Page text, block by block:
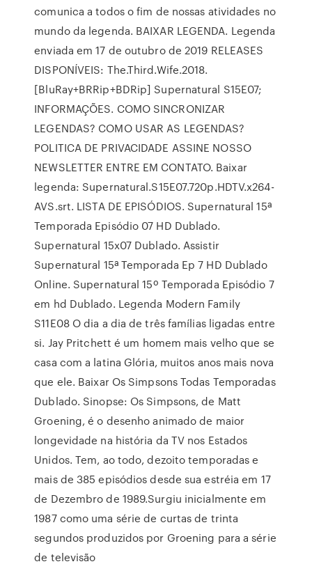
comunica a todos o fim de nossas atividades no
mundo da legenda. BAIXAR LEGENDA. Legenda
enviada em 17 de outubro de 2019 RELEASES
DISPONÍVEIS: The.Third.Wife.2018.
[BluRay+BRRip+BDRip] Supernatural S15E07;
INFORMAÇÕES. COMO SINCRONIZAR
LEGENDAS? COMO USAR AS LEGENDAS?
POLITICA DE PRIVACIDADE ASSINE NOSSO
NEWSLETTER ENTRE EM CONTATO. Baixar
legenda: Supernatural.S15E07.720p.HDTV.x264-
AVS.srt. LISTA DE EPISÓDIOS. Supernatural 15ª
Temporada Episódio 07 HD Dublado.
Supernatural 15x07 Dublado. Assistir
Supernatural 15ª Temporada Ep 7 HD Dublado
Online. Supernatural 15º Temporada Episódio 7
em hd Dublado. Legenda Modern Family
S11E08 O dia a dia de três famílias ligadas entre
si. Jay Pritchett é um homem mais velho que se
casa com a latina Glória, muitos anos mais nova
que ele. Baixar Os Simpsons Todas Temporadas
Dublado. Sinopse: Os Simpsons, de Matt
Groening, é o desenho animado de maior
longevidade na história da TV nos Estados
Unidos. Tem, ao todo, dezoito temporadas e
mais de 385 episódios desde sua estréia em 17
de Dezembro de 1989.Surgiu inicialmente em
1987 como uma série de curtas de trinta
segundos produzidos por Groening para a série
de televisão